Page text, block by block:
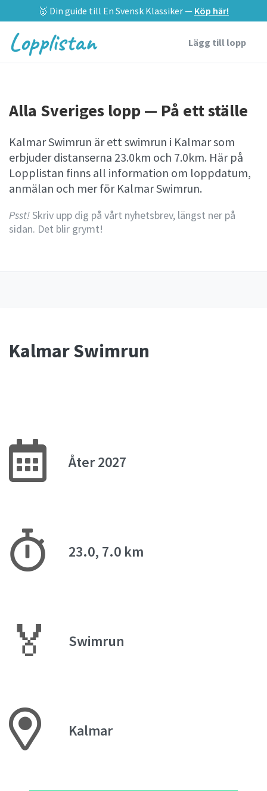
🥇 Din guide till En Svensk Klassiker — Köp här!
Lopplistan Lägg till lopp
Alla Sveriges lopp — På ett ställe
Kalmar Swimrun är ett swimrun i Kalmar som
erbjuder distanserna 23.0km och 7.0km. Här på
Lopplistan finns all information om loppdatum,
anmälan och mer för Kalmar Swimrun.
Psst!Skriv upp dig på vårt nyhetsbrev, längst ner på
sidan. Det blir grymt!
Kalmar Swimrun
Åter 2027
23.0, 7.0 km
🏅 Swimrun
Kalmar